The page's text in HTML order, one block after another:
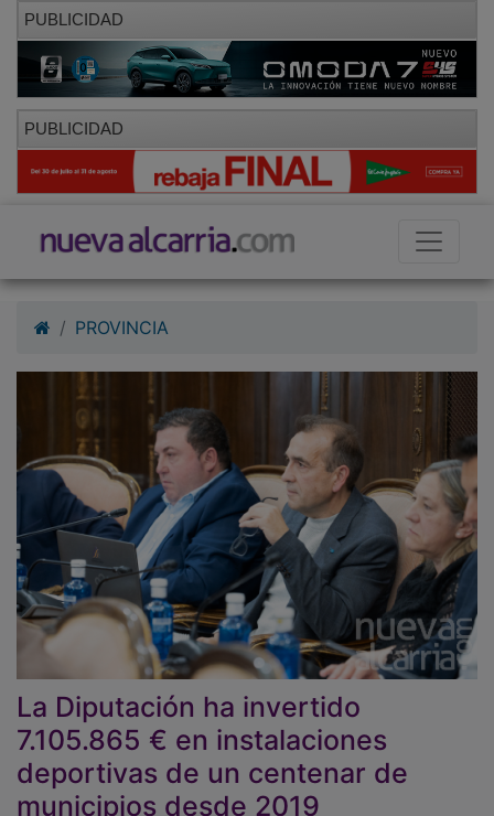
PUBLICIDAD
PUBLICIDAD
La Diputación ha invertido
7.105.865 € en instalaciones
deportivas de un centenar de
municipios desde 2019